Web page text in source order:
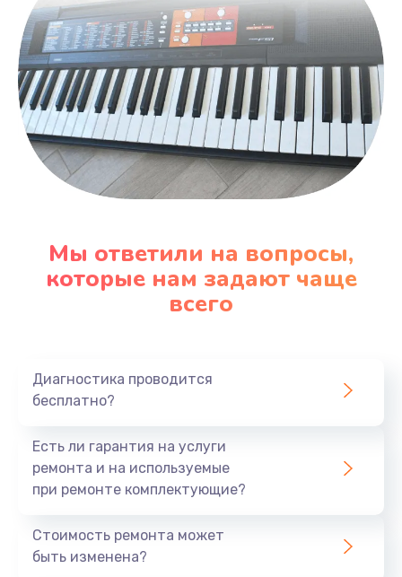
Мы ответили на вопросы,
которые нам задают чаще
всего
Диагностика проводится
бесплатно?
Есть ли гарантия на услуги
ремонта и на используемые
при ремонте комплектующие?
Стоимость ремонта может
быть изменена?